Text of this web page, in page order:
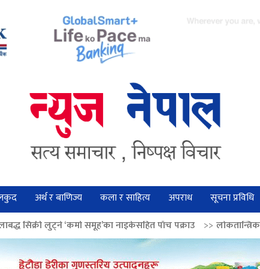
अर्थ र बाणिज्य कला र साहित्य अपराध सूचना प्रविधि
समूह’का नाइकेसहित पाँच पक्राउ >>लोकतान्त्रिक मूल्य सुदृढ बनाउन